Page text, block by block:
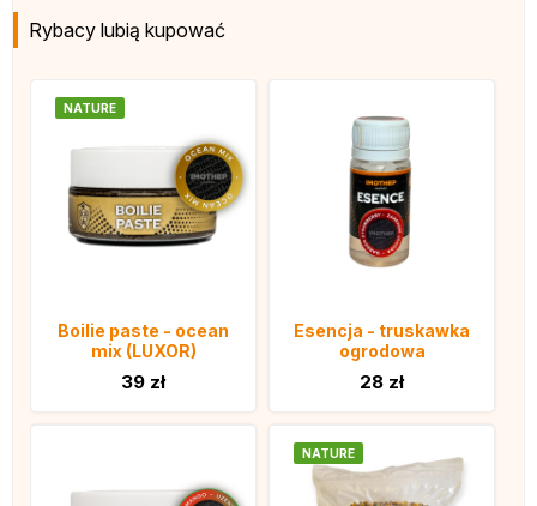
Rybacy lubią kupować
NATURE
Boilie paste - ocean
mix (LUXOR)
39 zł
Esencja - truskawka
ogrodowa
28 zł
NATURE